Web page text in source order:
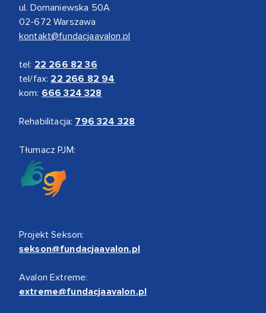
ul. Domaniewska 50A
02-672 Warszawa
kontakt@fundacjaavalon.pl
tel: 22 266 82 36
tel/fax: 22 266 82 94
kom: 666 324 328
Rehabilitacja: 796 324 328
Tłumacz PJM:
Projekt Sekson:
sekson@fundacjaavalon.pl
Avalon Extreme:
extreme@fundacjaavalon.pl